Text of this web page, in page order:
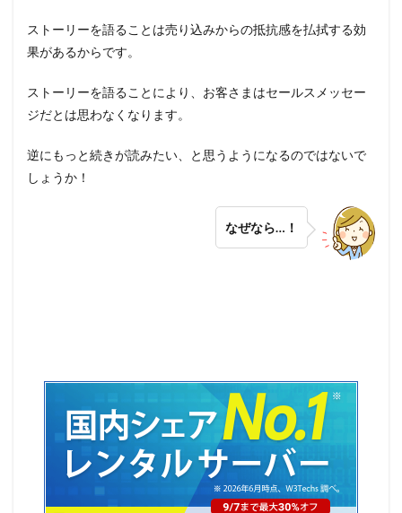
ストーリーを語ることは売り込みからの抵抗感を払拭する効
果があるからです。
ストーリーを語ることにより、お客さまはセールスメッセー
ジだとは思わなくなります。
逆にもっと続きが読みたい、と思うようになるのではないで
しょうか！
なぜなら…！